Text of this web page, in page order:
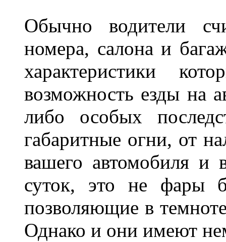
Обычно водители
номера, салона и
характеристики
возможность езды на
либо особых
габаритные огни, от
вашего автомобиля и
суток, это не фары
позволяющие в
Однако и они имеют